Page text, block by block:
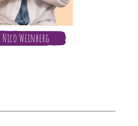
Nico Weinberg